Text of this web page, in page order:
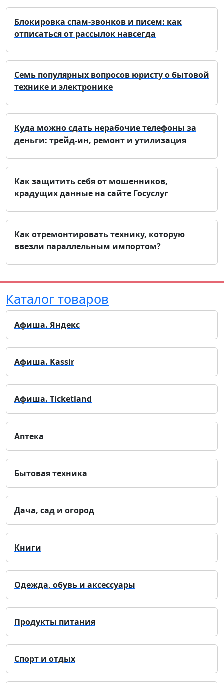
Блокировка спам-звонков и писем: как
отписаться от рассылок навсегда
Семь популярных вопросов юристу о бытовой
технике и электронике
Куда можно сдать нерабочие телефоны за
деньги: трейд-ин, ремонт и утилизация
Как защитить себя от мошенников,
крадущих данные на сайте Госуслуг
Как отремонтировать технику, которую
ввезли параллельным импортом?
Каталог товаров
Афиша. Яндекс
Афиша. Kassir
Афиша. Ticketland
Аптека
Бытовая техника
Дача, сад и огород
Книги
Одежда, обувь и аксессуары
Продукты питания
Спорт и отдых